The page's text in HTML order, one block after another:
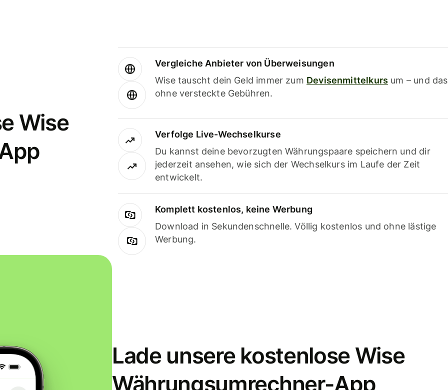
Wise
Vergleiche Anbieter von Überweisungen
Wise tauscht dein Geld immer zum Devisenmittelkurs um – und das
ohne versteckte Gebühren.
Verfolge Live-Wechselkurse
Du kannst deine bevorzugten Währungspaare speichern und dir
jederzeit ansehen, wie sich der Wechselkurs im Laufe der Zeit
entwickelt.
Komplett kostenlos, keine Werbung
Download in Sekundenschnelle. Völlig kostenlos und ohne lästige
Werbung.
Lade unsere kostenlose Wise
Währungsumrechner-App